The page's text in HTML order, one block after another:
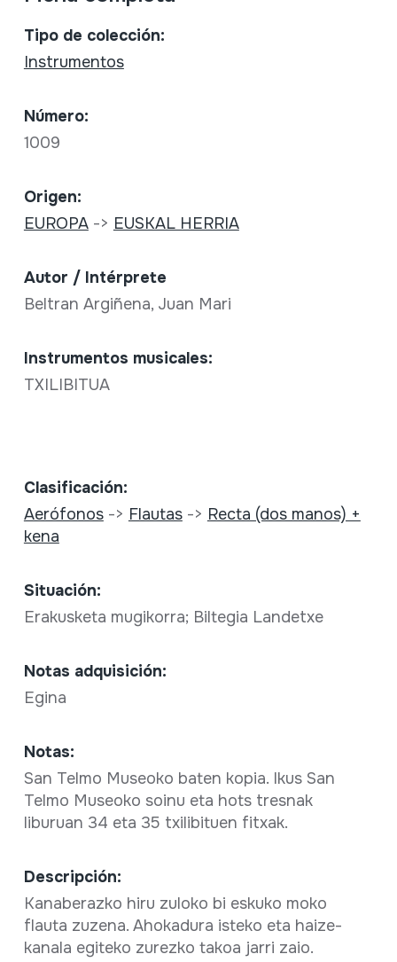
Tipo de colección:
Instrumentos
Número:
1009
Origen:
EUROPA-> EUSKAL HERRIA
Autor / Intérprete
Beltran Argiñena, Juan Mari
Instrumentos musicales:
TXILIBITUA
Clasificación:
Aerófonos-> Flautas-> Recta (dos manos) +
kena
Situación:
Erakusketa mugikorra; Biltegia Landetxe
Notas adquisición:
Egina
Notas:
San Telmo Museoko baten kopia. Ikus San
Telmo Museoko soinu eta hots tresnak
liburuan 34 eta 35 txilibituen fitxak.
Descripción:
Kanaberazko hiru zuloko bi eskuko moko
flauta zuzena. Ahokadura isteko eta haize-
kanala egiteko zurezko takoa jarri zaio.